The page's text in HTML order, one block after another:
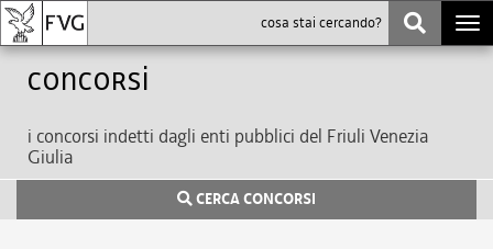
Concorsi
i concorsi indetti dagli enti pubblici del Friuli Venezia
Giulia
CERCA CONCORSI